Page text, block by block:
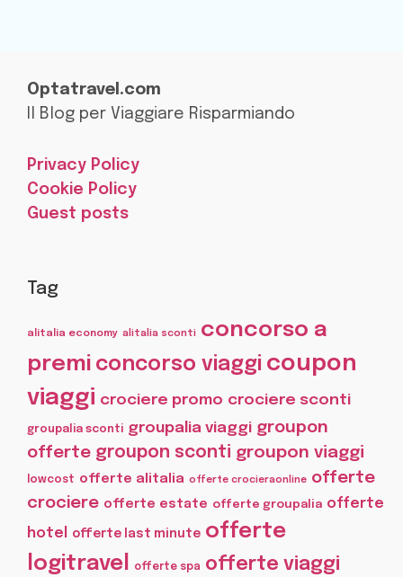
Optatravel.com
Il Blog per Viaggiare Risparmiando
Privacy Policy
Cookie Policy
Guest posts
Tag
alitalia economy alitalia sconti concorso a
premi concorso viaggi coupon
viaggi crociere promo crociere sconti
groupalia sconti groupalia viaggi groupon
offerte groupon sconti groupon viaggi
lowcost offerte alitalia offerte crocieraonline offerte
crociere offerte estate offerte groupalia offerte
hotel
offerte last minute offerte
logitravel offerte spa offerte viaggi